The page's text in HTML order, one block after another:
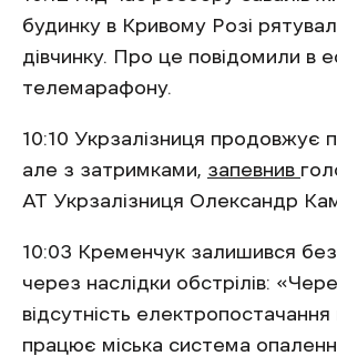
будинку в Кривому Розі
дівчинку. Про це повідомили в
телемарафону.
10:10 Укрзалізниця продовжує
але з затримками, запевнив
АТ Укрзалізниця Олександр
10:03 Кременчук залишився
через наслідки обстрілів:
відсутність
працює міська система